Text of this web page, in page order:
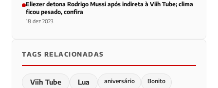
Eliezer detona Rodrigo Mussi após indireta à Viih Tube; clima
ficou pesado, confira
18 dez 2023
TAGS RELACIONADAS
Viih Tube Lua aniversário Bonito